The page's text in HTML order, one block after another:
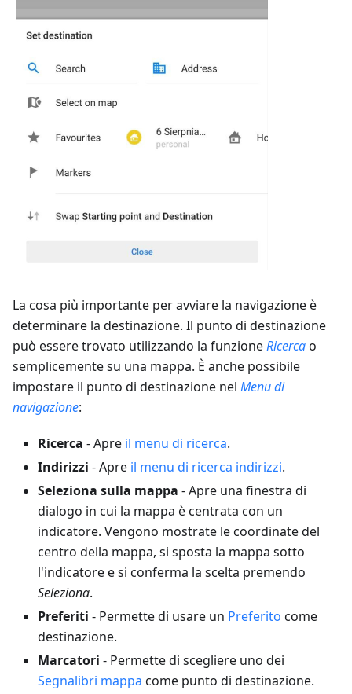
La cosa più importante per avviare la navigazione è
determinare la destinazione. Il punto di destinazione
può essere trovato utilizzando la funzioneRicercao
semplicemente su una mappa. È anche possibile
impostare il punto di destinazione nel Menu di
navigazione:
Ricerca - Apre il menu di ricerca.
Indirizzi - Apre il menu di ricerca indirizzi.
Seleziona sulla mappa - Apre una finestra di
dialogo in cui la mappa è centrata con un
indicatore. Vengono mostrate le coordinate del
centro della mappa, si sposta la mappa sotto
l'indicatore e si conferma la scelta premendo
Seleziona.
Preferiti - Permette di usare un Preferito come
destinazione.
Marcatori - Permette di scegliere uno dei
Segnalibri mappa come punto di destinazione.